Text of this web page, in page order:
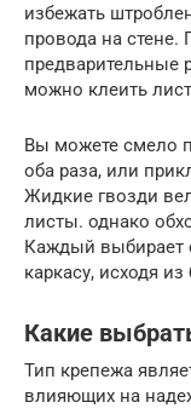
избежать
провода на
предварительные
можно клеить
Вы можете смело
оба раза, или
Жидкие гвозди
листы. однако
Каждый выбирает
каркасу, исходя
Какие
Тип крепежа
влияющих на